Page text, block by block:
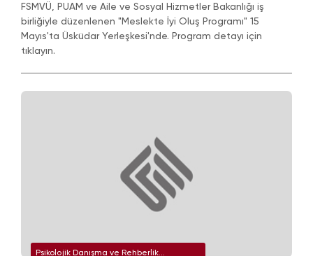
FSMVÜ, PUAM ve Aile ve Sosyal Hizmetler Bakanlığı iş
birliğiyle düzenlenen "Meslekte İyi Oluş Programı" 15
Mayıs'ta Üsküdar Yerleşkesi'nde. Program detayı için
tıklayın.
Psikolojik Danışma ve Rehberlik